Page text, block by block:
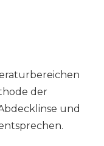
der
und